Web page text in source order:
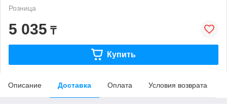
Розница
5 035 ₸
Купить
Описание Доставка Оплата Условия возврата